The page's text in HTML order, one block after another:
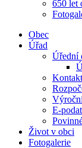
650 let
Obec
Úřad
Úřední
Kontakt
E-
Život v obci
Fotogalerie